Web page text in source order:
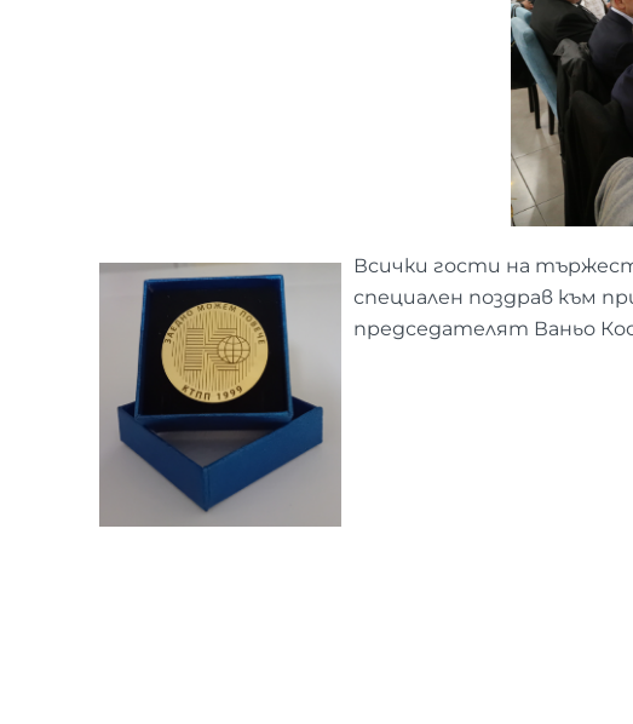
Всички гости на
специален поздрав към
председателят Ваньо